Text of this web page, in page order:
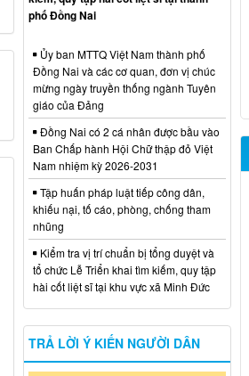
phố Đồng Nai
Ủy ban MTTQ Việt Nam thành phố
Đồng Nai và các cơ quan, đơn vị chúc
mừng ngày truyền thống ngành Tuyên
giáo của Đảng
Đồng Nai có 2 cá nhân được bầu vào
Ban Chấp hành Hội Chữ thập đỏ Việt
Nam nhiệm kỳ 2026-2031
Tập huấn pháp luật tiếp công dân,
khiếu nại, tố cáo, phòng, chống tham
nhũng
Kiểm tra vị trí chuẩn bị tổng duyệt và
tổ chức Lễ Triển khai tìm kiếm, quy tập
hài cốt liệt sĩ tại khu vực xã Minh Đức
TRẢ LỜI Ý KIẾN NGƯỜI DÂN